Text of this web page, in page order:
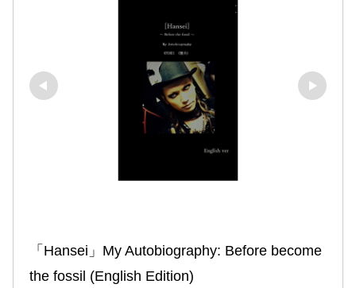
「Hansei」My Autobiography: Before become
the fossil (English Edition)